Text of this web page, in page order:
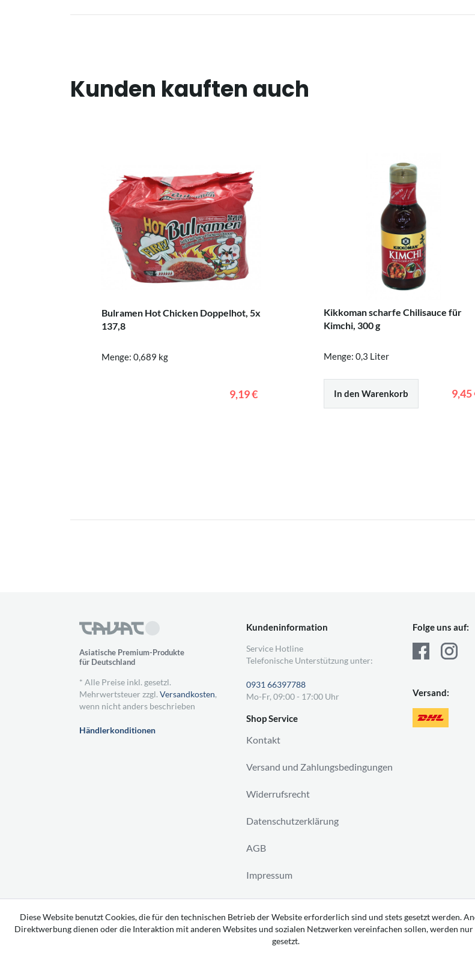
Kunden kauften auch
Bulramen Hot Chicken Doppelhot, 5x
137,8
Menge: 0,689 kg
9,19 €
Kikkoman scharfe Chilisauce für
Kimchi, 300 g
Menge: 0,3 Liter
In den Warenkorb 9,45
Asiatische Premium-Produkte
für Deutschland
* Alle Preise inkl. gesetzl.
Mehrwertsteuer zzgl. Versandkosten,
wenn nicht anders beschrieben
Händlerkonditionen
Kundeninformation
Service Hotline
Telefonische Unterstützung unter:
0931 66397788
Mo-Fr, 09:00 - 17:00 Uhr
Shop Service
Kontakt
Versand und Zahlungsbedingungen
Widerrufsrecht
Datenschutzerklärung
AGB
Impressum
Vertrag widerrufen
Folge uns auf:
Versand:
Diese Website benutzt Cookies, die für den technischen Betrieb der Website erforderlich sind und stets gesetzt werden.
Direktwerbung dienen oder die Interaktion mit anderen Websites und sozialen Netzwerken vereinfachen sollen, werden
gesetzt.